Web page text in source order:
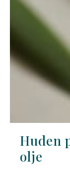
Huden
olje